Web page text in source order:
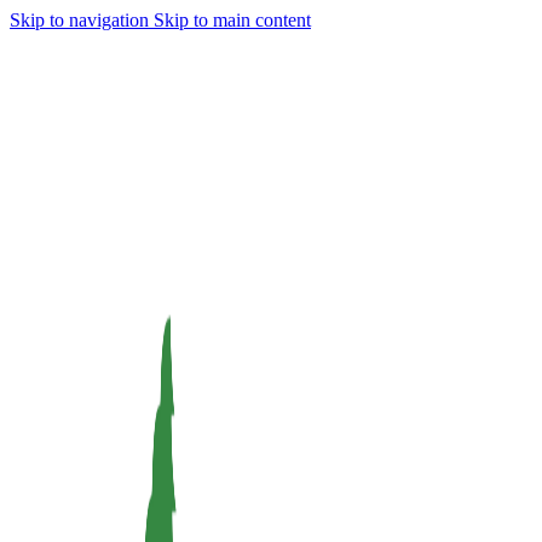
Skip to navigation Skip to main content